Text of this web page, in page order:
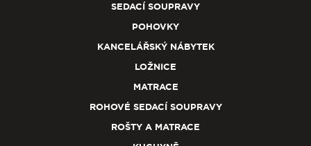
SEDACÍ SOUPRAVY
POHOVKY
KANCELÁŘSKÝ NÁBYTEK
LOŽNICE
MATRACE
ROHOVÉ SEDACÍ SOUPRAVY
ROŠTY A MATRACE